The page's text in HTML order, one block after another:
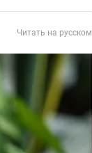
Читать на русском